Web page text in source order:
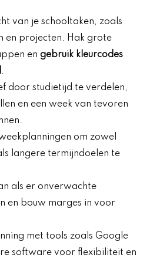
van je schooltaken, zoals
en projecten. Hak grote
en gebruik kleurcodes
.
door studietijd te verdelen,
en een week van tevoren
om zowel
langere termijndoelen te
als er onverwachte
en bouw marges in voor
met tools zoals Google
software voor flexibiliteit en